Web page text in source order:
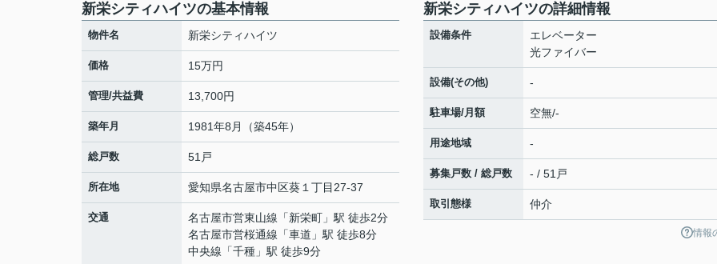
新栄シティハイツの基本情報
物件名 新栄シティハイツ
価格 15万円
管理/共益費 13,700円
築年月 1981年8月（築45年）
総戸数 51戸
所在地 愛知県名古屋市中区葵 １丁目27-37
交通 名古屋市営東山線 「新栄町 」駅 徒歩2分
名古屋市営桜通線 「車道 」駅 徒歩8分
中央線 「千種 」駅 徒歩9分
新栄シティハイツの詳細情報
設備条件
エレベーター
光ファイバー
設備(その他) -
駐車場/月額 空無/-
用途地域 -
募集戸数 / 総戸数 - / 51戸
取引態様 仲介
情報